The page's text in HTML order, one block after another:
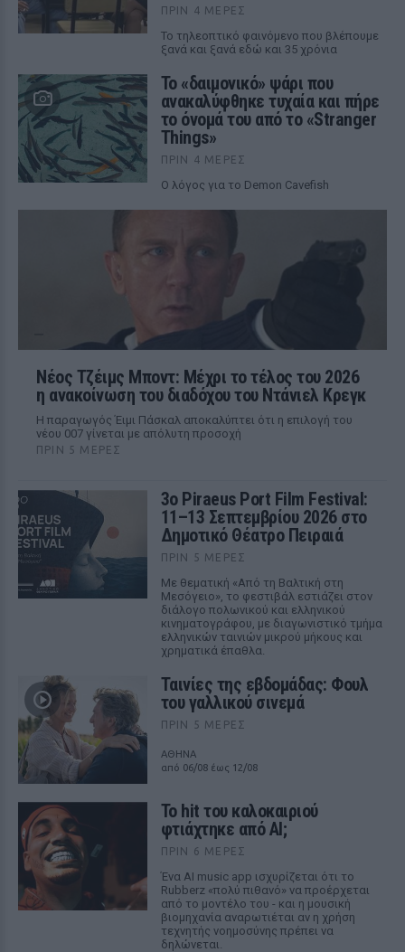
ΠΡΙΝ 4 ΜΈΡΕΣ
Το τηλεοπτικό φαινόμενο που βλέπουμε
ξανά και ξανά εδώ και 35 χρόνια
Το «δαιμονικό» ψάρι που
ανακαλύφθηκε τυχαία και πήρε
το όνομά του από το «Stranger
Things»
ΠΡΙΝ 4 ΜΈΡΕΣ
Ο λόγος για το Demon Cavefish
Νέος Τζέιμς Μποντ: Μέχρι το τέλος του 2026
η ανακοίνωση του διαδόχου του Ντάνιελ Κρεγκ
Η παραγωγός Έιμι Πάσκαλ αποκαλύπτει ότι η επιλογή του
νέου 007 γίνεται με απόλυτη προσοχή
ΠΡΙΝ 5 ΜΈΡΕΣ
3ο Piraeus Port Film Festival:
11–13 Σεπτεμβρίου 2026 στο
Δημοτικό Θέατρο Πειραιά
ΠΡΙΝ 5 ΜΈΡΕΣ
Με θεματική «Από τη Βαλτική στη
Μεσόγειο», το φεστιβάλ εστιάζει στον
διάλογο πολωνικού και ελληνικού
κινηματογράφου, με διαγωνιστικό τμήμα
ελληνικών ταινιών μικρού μήκους και
χρηματικά έπαθλα.
Ταινίες της εβδομάδας: Φουλ
του γαλλικού σινεμά
ΠΡΙΝ 5 ΜΈΡΕΣ
ΑΘΗΝΑ
από 06/08 έως 12/08
Το hit του καλοκαιριού
φτιάχτηκε από AI;
ΠΡΙΝ 6 ΜΈΡΕΣ
Ένα AI music app ισχυρίζεται ότι το
Rubberz «πολύ πιθανό» να προέρχεται
από το μοντέλο του - και η μουσική
βιομηχανία αναρωτιέται αν η χρήση
τεχνητής νοημοσύνης πρέπει να
δηλώνεται.